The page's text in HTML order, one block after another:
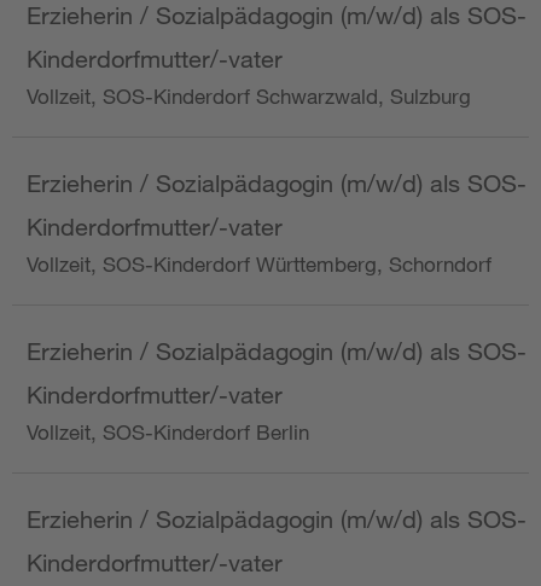
Erzieherin / Sozialpädagogin (m/w/d) als SOS-
Kinderdorfmutter/-vater
Vollzeit, SOS-Kinderdorf Schwarzwald, Sulzburg
Erzieherin / Sozialpädagogin (m/w/d) als SOS-
Kinderdorfmutter/-vater
Vollzeit, SOS-Kinderdorf Württemberg, Schorndorf
Erzieherin / Sozialpädagogin (m/w/d) als SOS-
Kinderdorfmutter/-vater
Vollzeit, SOS-Kinderdorf Berlin
Erzieherin / Sozialpädagogin (m/w/d) als SOS-
Kinderdorfmutter/-vater